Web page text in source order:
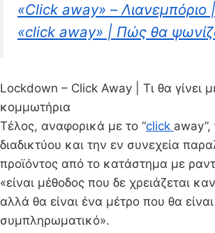
«Click away» – Λιανεμπόριο |
«click away» | Πώς θα
Lockdown – Click Away | Τι θα γίνει
κομμωτήρια
Τέλος, αναφορικά με το “click
διαδικτύου και την εν συνεχεία
προϊόντος από το κατάστημα με
«είναι μέθοδος που δε χρειάζεται
αλλά θα είναι ένα μέτρο που θα είναι
συμπληρωματικό».